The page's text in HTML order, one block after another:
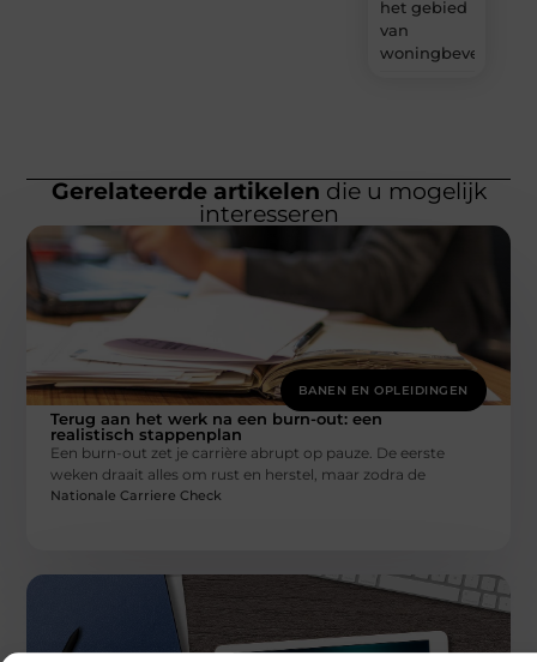
het gebied
van
woningbeveiliging
Gerelateerde artikelen die u mogelijk
interesseren
BANEN EN OPLEIDINGEN
Terug aan het werk na een burn-out: een
realistisch stappenplan
Een burn-out zet je carrière abrupt op pauze. De eerste
weken draait alles om rust en herstel, maar zodra de
Nationale Carriere Check